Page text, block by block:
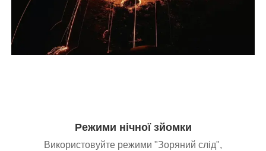
Режими нічної зйомки
Використовуйте режими "Зоряний слід",